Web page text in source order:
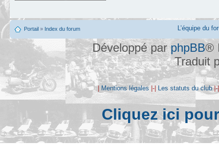
Portail » Index du forum L’équipe du
Développé parphpBB®
Traduit
| Mentions légales |-| Les statuts du club
Cliquez ici